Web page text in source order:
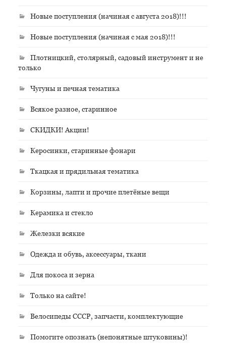
Новые поступления (начиная с августа 2018)!!!
Новые поступления (начиная с мая 2018)!!!
Плотницкий, столярный, садовый инструмент и не
только
Чугуны и печная тематика
Всякое разное, старинное
СКИДКИ! Акции!
Керосинки, старинные фонари
Ткацкая и прядильная тематика
Корзины, лапти и прочие плетёные вещи
Керамика и стекло
Железки всякие
Одежда и обувь, аксессуары, ткани
Для покоса и зерна
Только на сайте!
Велосипеды СССР, запчасти, комплектующие
Помогите опознать (непонятные штуковины)!